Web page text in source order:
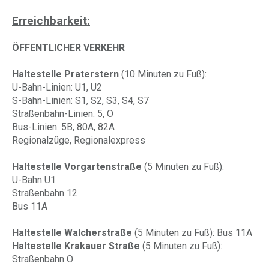
Erreichbarkeit:
ÖFFENTLICHER VERKEHR
Haltestelle Praterstern (10 Minuten zu Fuß):
U-Bahn-Linien: U1, U2
S-Bahn-Linien: S1, S2, S3, S4, S7
Straßenbahn-Linien: 5, O
Bus-Linien: 5B, 80A, 82A
Regionalzüge, Regionalexpress
Haltestelle Vorgartenstraße (5 Minuten zu Fuß):
U-Bahn U1
Straßenbahn 12
Bus 11A
Haltestelle Walcherstraße (5 Minuten zu Fuß): Bus 11A
Haltestelle Krakauer Straße (5 Minuten zu Fuß):
Straßenbahn O